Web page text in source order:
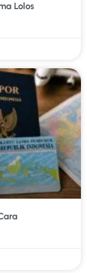
Lolos